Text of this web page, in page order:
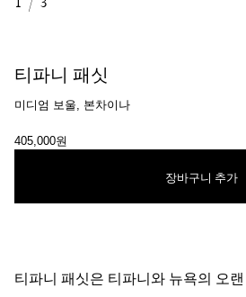
티파니 패싯
미디엄 보울, 본차이나
405,000원
장바구니 추가
티파니 패싯은 티파니와 뉴욕의 오